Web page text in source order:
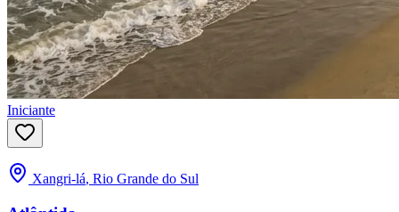
Iniciante
Xangri-lá, Rio Grande do Sul